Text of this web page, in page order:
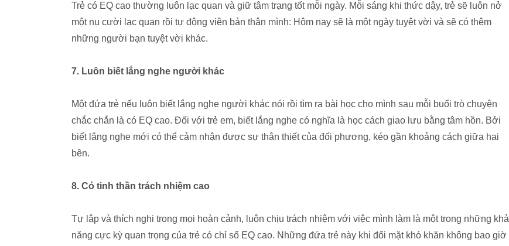
Trẻ có EQ cao thường luôn lạc quan và giữ tâm trạng tốt mỗi ngày. Mỗi sáng khi thức dậy, trẻ sẽ luôn nở
một nụ cười lạc quan rồi tự động viên bản thân mình: Hôm nay sẽ là một ngày tuyệt vời và sẽ có thêm
những người bạn tuyệt vời khác.
7. Luôn biết lắng nghe người khác
Một đứa trẻ nếu luôn biết lắng nghe người khác nói rồi tìm ra bài học cho mình sau mỗi buổi trò chuyện
chắc chắn là có EQ cao. Đối với trẻ em, biết lắng nghe có nghĩa là học cách giao lưu bằng tâm hồn. Bởi
biết lắng nghe mới có thể cảm nhận được sự thân thiết của đối phương, kéo gần khoảng cách giữa hai
bên.
8. Có tinh thần trách nhiệm cao
Tự lập và thích nghi trong mọi hoàn cảnh, luôn chịu trách nhiệm với việc mình làm là một trong những khả
năng cực kỳ quan trọng của trẻ có chỉ số EQ cao. Những đứa trẻ này khi đối mặt khó khăn không bao giờ